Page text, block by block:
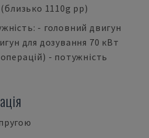
1110g pp)
- головний двигун
для дозування 70 кВт
- потужність